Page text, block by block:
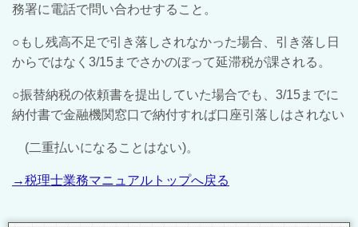
務署に電話で問い合わせすること。
○もし残高不足で引き落しされなかった場合、引き落し日
からではなく3/15までさかのぼって延滞税が課される。
○振替納税の依頼書を提出していた場合でも、3/15までに
納付書で金融機関窓口で納付すれば口座引落しはされない
(二重払いになることはない)。
→税理士業務マニュアルトップへ戻る